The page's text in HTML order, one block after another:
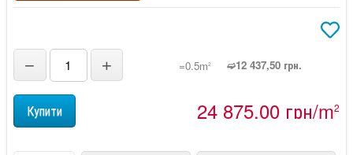
− + =0.5m2 ➫12 437,50 грн.
24 875,00 грн/m2